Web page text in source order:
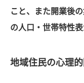
こと、また開業後
の人口・世帯特性
地域住民の心理